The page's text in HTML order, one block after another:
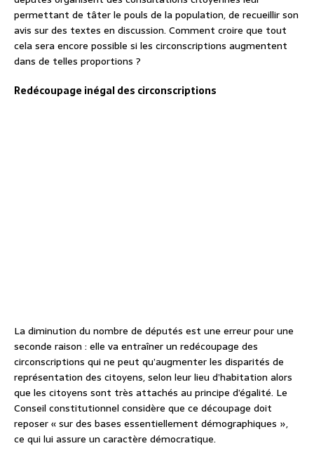
permettant de tâter le pouls de la population, de recueillir son
avis sur des textes en discussion. Comment croire que tout
cela sera encore possible si les circonscriptions augmentent
dans de telles proportions ?
Redécoupage inégal des circonscriptions
La diminution du nombre de députés est une erreur pour une
seconde raison : elle va entraîner un redécoupage des
circonscriptions qui ne peut qu’augmenter les disparités de
représentation des citoyens, selon leur lieu d’habitation alors
que les citoyens sont très attachés au principe d’égalité. Le
Conseil constitutionnel considère que ce découpage doit
reposer « sur des bases essentiellement démographiques »,
ce qui lui assure un caractère démocratique.